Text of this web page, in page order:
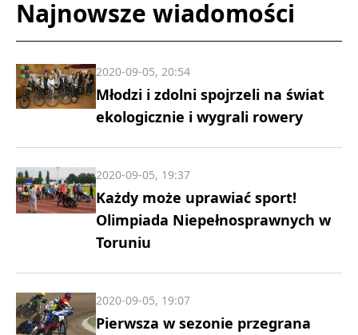
Najnowsze wiadomości
Młodzi i zdolni spojrzeli na świat
ekologicznie i wygrali rowery
2020-09-05, 20:54
Każdy może uprawiać sport!
Olimpiada Niepełnosprawnych w
Toruniu
2020-09-05, 19:37
Pierwsza w sezonie przegrana
2020-09-05, 19:07